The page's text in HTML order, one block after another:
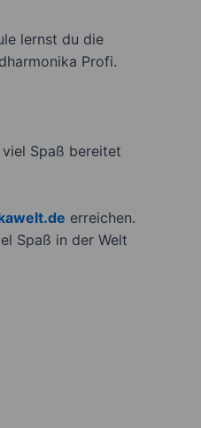
lernst du die
Profi.
Spaß bereitet
erreichen.
Spaß in der Welt